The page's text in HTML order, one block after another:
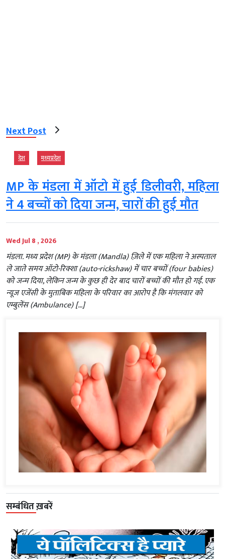
Next Post
देश मध्‍यप्रदेश
MP के मंडला में ऑटो में हुई डिलीवरी, महिला
ने 4 बच्चों को दिया जन्म, चारों की हुई मौत
Wed Jul 8 , 2026
मंडला. मध्य प्रदेश (MP) के मंडला (Mandla) ज़िले में एक महिला ने अस्पताल
ले जाते समय ऑटो-रिक्शा (auto-rickshaw) में चार बच्चों (four babies)
को जन्म दिया, लेकिन जन्म के कुछ ही देर बाद चारों बच्चों की मौत हो गई. एक
न्यूज एजेंसी के मुताबिक महिला के परिवार का आरोप है कि मंगलवार को
एम्बुलेंस (Ambulance) […]
सम्बंधित ख़बरें